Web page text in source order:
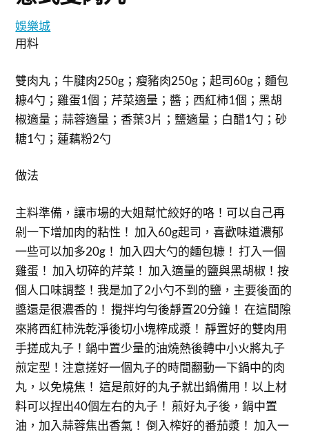
娛樂城
用料
雙肉丸；牛腱肉250g；瘦豬肉250g；起司60g；麵包
糠4勺；雞蛋1個；芹菜適量；醬；西紅柿1個；黑胡
椒適量；蒜蓉適量；香葉3片；鹽適量；白醋1勺；砂
糖1勺；蓮藕粉2勺
做法
主料準備，讓市場的大姐幫忙絞好的咯！可以自己再
剁一下增加肉的粘性！ 加入60g起司，喜歡味道濃郁
一些可以加多20g！ 加入四大勺的麵包糠！ 打入一個
雞蛋！ 加入切碎的芹菜！ 加入適量的鹽與黑胡椒！按
個人口味調整！我是加了2小勺不到的鹽，主要後面的
醬還是很濃香的！ 攪拌均勻後靜置20分鐘！ 在這間隙
來將西紅柿洗乾淨後切小塊榨成漿！ 靜置好的雙肉用
手搓成丸子！鍋中置少量的油燒熱後轉中小火將丸子
煎定型！注意搓好一個丸子的時間翻動一下鍋中的肉
丸，以免燒焦！ 這是煎好的丸子就出鍋備用！以上材
料可以捏出40個左右的丸子！ 煎好丸子後，鍋中置
油，加入蒜蓉焦出香氣！ 倒入榨好的番茄漿！ 加入一